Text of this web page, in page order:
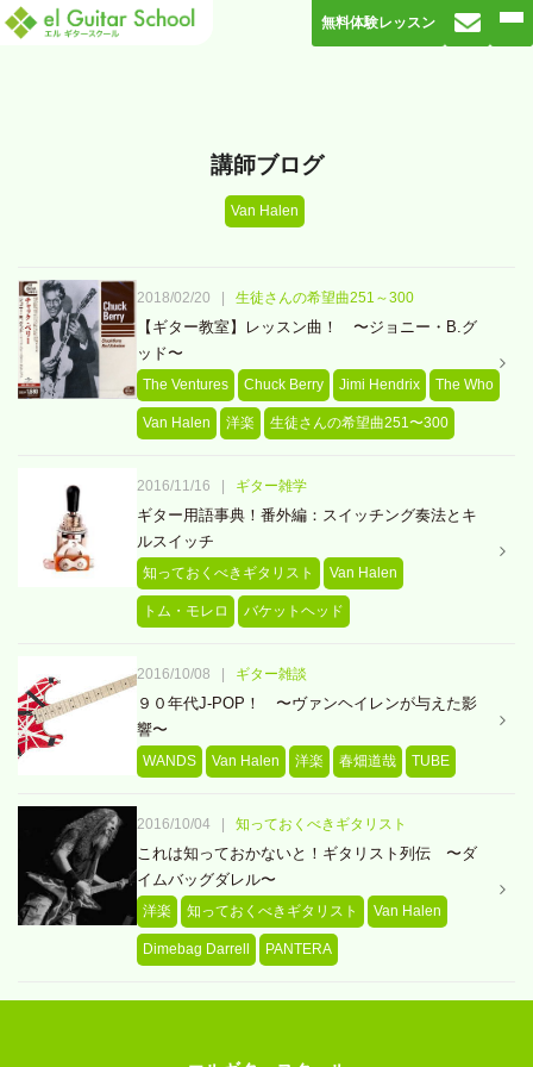
無料体験レッスン
講師ブログ
Van Halen
2018/02/20 生徒さんの希望曲251～300
【ギター教室】レッスン曲！ 〜ジョニー・B.グ
ッド〜
The Ventures Chuck Berry Jimi Hendrix The Who
Van Halen 洋楽 生徒さんの希望曲251〜300
2016/11/16 ギター雑学
ギター用語事典！番外編：スイッチング奏法とキ
ルスイッチ
知っておくべきギタリスト Van Halen
トム・モレロ バケットヘッド
2016/10/08 ギター雑談
９０年代J-POP！ 〜ヴァンヘイレンが与えた影
響〜
WANDS Van Halen 洋楽 春畑道哉 TUBE
2016/10/04 知っておくべきギタリスト
これは知っておかないと！ギタリスト列伝 〜ダ
イムバッグダレル〜
洋楽 知っておくべきギタリスト Van Halen
Dimebag Darrell PANTERA